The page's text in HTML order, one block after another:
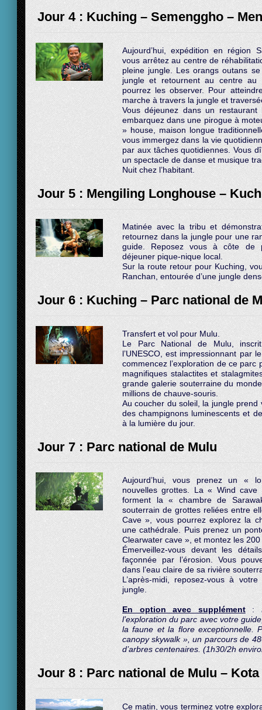
Jour 4 : Kuching – Semenggho –
Aujourd’hui, expédition en région
vous arrêtez au centre de
pleine jungle. Les orangs outans
jungle et retournent au centre
pourrez les observer. Pour
marche à travers la jungle et
Vous déjeunez dans un
embarquez dans une pirogue à
» house, maison longue
vous immergez dans la vie
par aux tâches quotidiennes. Vous
un spectacle de danse et musique
Nuit chez l’habitant.
Jour 5 : Mengiling Longhouse –
Matinée avec la tribu et
retournez dans la jungle pour une
guide. Reposez vous à côte de
déjeuner pique-nique local.
Sur la route retour pour Kuching,
Ranchan, entourée d’une jungle
Jour 6 : Kuching – Parc national de
Transfert et vol pour Mulu.
Le Parc National de Mulu,
l’UNESCO, est impressionnant par
commencez l’exploration de ce
magnifiques stalactites et
grande galerie souterraine du
millions de chauve-souris.
Au coucher du soleil, la jungle
des champignons luminescents et
à la lumière du jour.
Jour 7 : Parc national de Mulu
Aujourd’hui, vous prenez un «
nouvelles grottes. La « Wind
forment la « chambre de
souterrain de grottes reliées entre
Cave », vous pourrez explorez la
une cathédrale. Puis prenez un
Clearwater cave », et montez les
Émerveillez-vous devant les
façonnée par l’érosion. Vous
dans l’eau claire de sa rivière
L’après-midi, reposez-vous à
jungle.
En option avec supplément:
l’exploration du parc avec votre
la faune et la flore exceptionnelle.
canopy skywalk », un parcours de
d’arbres centenaires. (1h30/2h
Jour 8 : Parc national de Mulu –
Ce matin, vous terminez votre